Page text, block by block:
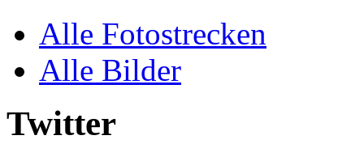
Alle Fotostrecken
Alle Bilder
Twitter